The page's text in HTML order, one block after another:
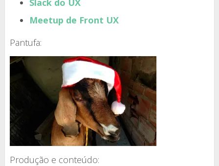
Meetup de Front UX
Pantufa:
Produção e conteúdo: